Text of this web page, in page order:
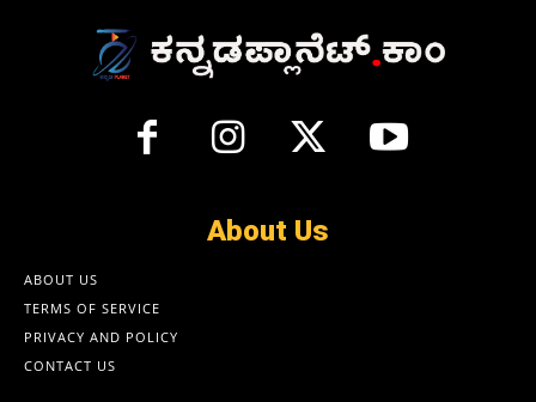
About Us
ABOUT US
TERMS OF SERVICE
PRIVACY AND POLICY
CONTACT US